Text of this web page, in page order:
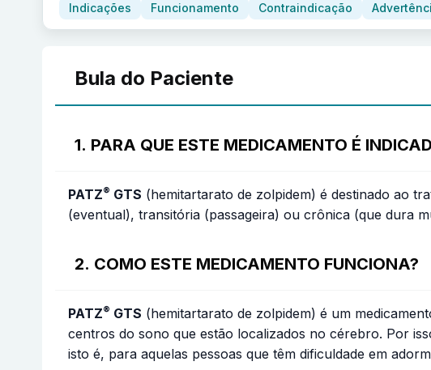
Indicações Funcionamento Contraindicação
Bula do Paciente
1. PARA QUE ESTE MEDICAMENTO É
PATZ® GTS (hemitartarato de zolpidem) é destinado ao
(eventual), transitória (passageira) ou crônica (que dura
2. COMO ESTE MEDICAMENTO FUNCIONA?
PATZ® GTS (hemitartarato de zolpidem) é um
centros do sono que estão localizados no cérebro. Por
isto é, para aquelas pessoas que têm dificuldade em